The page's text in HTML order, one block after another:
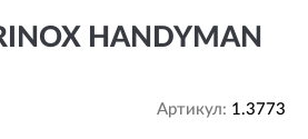
HANDYMAN
Артикул: 1.3773